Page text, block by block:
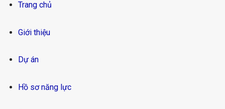
Trang chủ
Giới thiệu
Dự án
Hồ sơ năng lực